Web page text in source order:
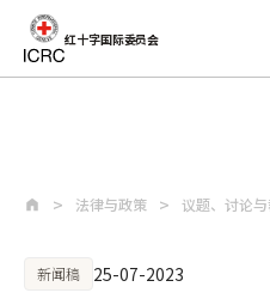
红十字国际委员会
法律与政策 议题、讨论
新闻稿 25-07-2023